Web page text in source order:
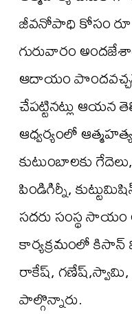
జీవనోపాధి కోసం
గురువారం
ఆదాయం
చేపట్టినట్లు ఆయన
ఆధ్వర్యంలో
కుటుంబాలకు
పిండిగిర్నీ,
సదరు సంస్థ
కార్యక్రమంలో కిసాన్
రాకేష్, గణేష్,స్వామి,
పాల్గొన్నారు.